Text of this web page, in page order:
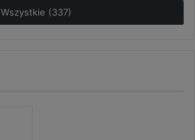
Wszystkie (337)